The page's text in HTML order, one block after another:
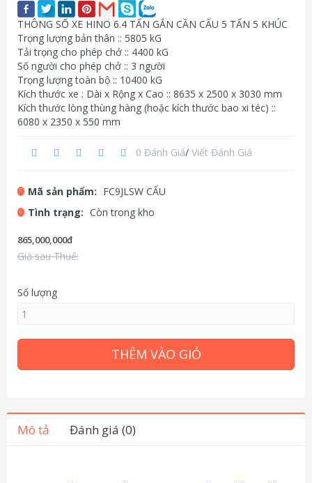
THÔNG SỐ XE HINO 6.4 TẤN GẮN CẦN CẨU 5 TẤN 5 KHÚC
Trọng lượng bản thân :: 5805 kG
Tải trọng cho phép chở :: 4400 kG
Số người cho phép chở :: 3 người
Trọng lượng toàn bộ :: 10400 kG
Kích thước xe : Dài x Rộng x Cao :: 8635 x 2500 x 3030 mm
Kích thước lòng thùng hàng (hoặc kích thước bao xi téc) ::
6080 x 2350 x 550 mm
0 Đánh Giá/ Viết Đánh Giá
Mã sản phẩm: FC9JLSW CẨU
Tình trạng: Còn trong kho
865,000,000đ
Giá sau Thuế:
Số lượng
THÊM VÀO GIỎ
Mô tả Đánh giá (0)